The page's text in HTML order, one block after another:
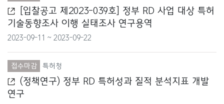
보건복지부
소방청
[입찰공고 제2023-039호] 정부 RD 사업 대상 특허
기술동향조사 이행 실태조사 연구용역
2023-09-11 ~ 2023-09-22
접수마감 특허청
(정책연구) 정부 RD 특허성과 질적 분석지표 개발
연구